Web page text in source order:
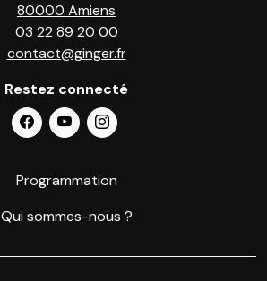
80000 Amiens
03 22 89 20 00
contact@ginger.fr
Restez connecté
Programmation
Qui sommes-nous ?